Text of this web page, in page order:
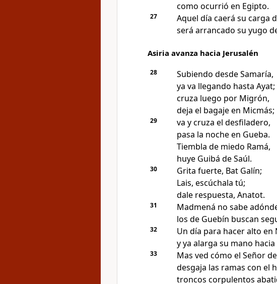
como ocurrió en Egipto.
27
Aquel día caerá su carga
será arrancado su yugo
Asiria avanza hacia Jerusalén
28
Subiendo desde Samaría,
ya va llegando hasta Ayat;
cruza luego por Migrón,
deja el bagaje en Micmás;
29
va y cruza el desfiladero,
pasa la noche en Gueba.
Tiembla de miedo Ramá,
huye Guibá de Saúl.
30
Grita fuerte, Bat Galín;
Lais, escúchala tú;
dale respuesta, Anatot.
31
Madmená no sabe
los de Guebín buscan
32
Un día para hacer alto en
y ya alarga su mano
33
Mas ved cómo el Señor
desgaja las ramas con el
troncos corpulentos